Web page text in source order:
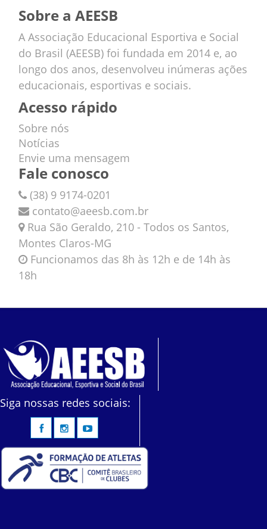
Sobre a AEESB
A Associação Educacional Esportiva e Social
do Brasil (AEESB) foi fundada em 2014 e, ao
longo dos anos, desenvolveu inúmeras ações
educacionais, esportivas e sociais.
Acesso rápido
Sobre nós
Notícias
Envie uma mensagem
Fale conosco
(38) 9 9174-0201
contato@aeesb.com.br
Rua São Geraldo, 210 - Todos os Santos,
Montes Claros-MG
Funcionamos das 8h às 12h e de 14h às
18h
Siga nossas redes sociais: